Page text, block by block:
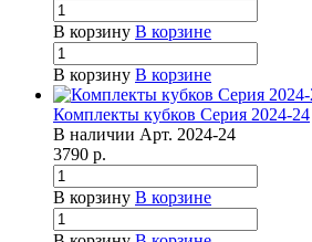
В корзину В корзине
В корзину В корзине
Комплекты кубков Серия 2024-24
В наличии Арт. 2024-24
3790 р.
В корзину В корзине